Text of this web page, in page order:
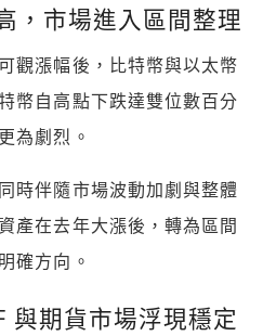
，市場進入區間整理
觀漲幅後，比特幣與以太幣
幣自高點下跌達雙位數百分
為劇烈。
時伴隨市場波動加劇與整體
產在去年大漲後，轉為區間
確方向。
與期貨市場浮現穩定